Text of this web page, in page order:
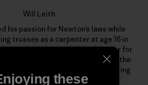
Will Leith
his passion for Newton’s laws while
trusses as a carpenter at age 16 in
In college, he traded the hammer for
some real-world grounding in the
majoring in chemical engineering
now an innovation engineer for
these